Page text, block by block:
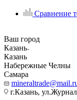
Сравнение
Ваш город
Казань
Казань
Набережные Челны
Самара
г.Казань,